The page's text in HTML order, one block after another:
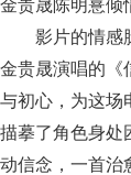
金贵晟陈明憙倾
影片的情感
金贵晟演唱的《
与初心，为这场
描摹了角色身处
动信念，一首治